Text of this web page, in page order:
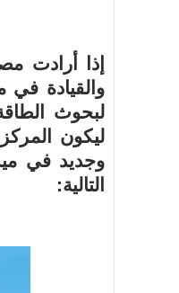
إذا أرادت
والقيادة في
لبحوث
ليكون
وجديد في
التالية: